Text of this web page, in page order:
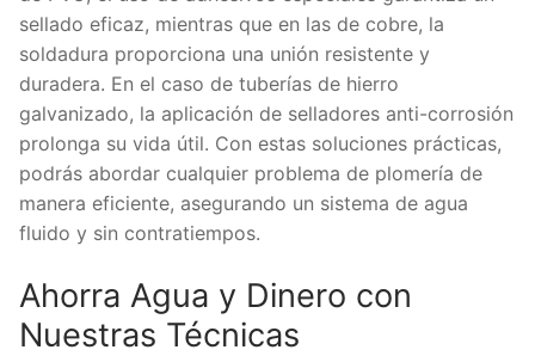
sellado eficaz, mientras que en las de cobre, la
soldadura proporciona una unión resistente y
duradera. En el caso de tuberías de hierro
galvanizado, la aplicación de selladores anti-corrosión
prolonga su vida útil. Con estas soluciones prácticas,
podrás abordar cualquier problema de plomería de
manera eficiente, asegurando un sistema de agua
fluido y sin contratiempos.
Ahorra Agua y Dinero con
Nuestras Técnicas